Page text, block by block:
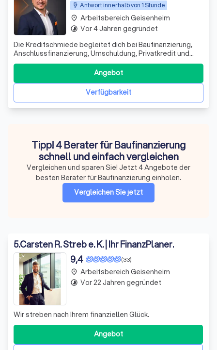
Antwort innerhalb von 1 Stunde
Die Kreditschmiede begleitet dich bei Baufinanzierung,
Anschlussfinanzierung, Umschuldung, Privatkredit und
Kapitalanlagen – ehrlich, verständlich und mit Blick auf
langfristige Tragbarkeit, Vermögensaufbau und Strategie.
Verfügbarkeit
Angebot
place Arbeitsbereich Geisenheim
timelapse Vor 4 Jahren gegründet
Tipp! 4 Berater für Baufinanzierung
schnell und einfach vergleichen
Vergleichen und sparen Sie! Jetzt 4 Angebote der
besten Berater für Baufinanzierung einholen.
Vergleichen Sie jetzt
5.Carsten R. Streb e. K. | Ihr FinanzPlaner.
(33)
9,4
Wir streben nach Ihrem finanziellen Glück.
Angebot
place Arbeitsbereich Geisenheim
timelapse Vor 22 Jahren gegründet